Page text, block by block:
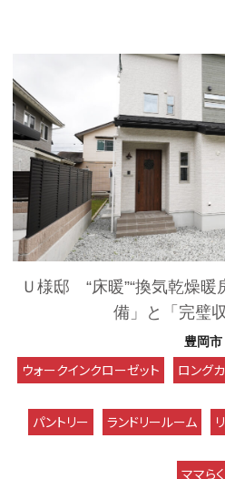
Ｕ様邸 “床暖”“換気乾燥暖
備」と「完璧
豊岡市
ウォークインクローゼット ロング
パントリー ランドリールーム
ママらく